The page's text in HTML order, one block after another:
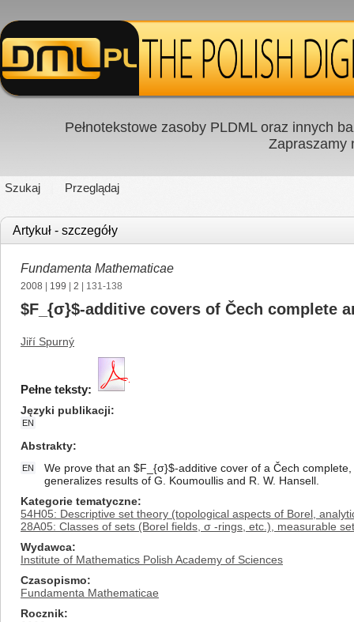
Pełnotekstowe zasoby PLDML oraz innych
Zapraszamy
Szukaj Przeglądaj
Artykuł - szczegóły
Fundamenta Mathematicae
2008 199 2 | 131-138
$F_{σ}$-additive covers of Čech complete
Jiří Spurný
Pełne teksty:
Języki publikacji
EN
Abstrakty
EN
We prove that an $F_{σ}$-additive cover of a Čech
generalizes results of G. Koumoullis and R. W. Hansell.
Kategorie tematyczne
54H05: Descriptive set theory (topological aspects of Borel,
28A05: Classes of sets (Borel fields, σ -rings, etc.), measurable
Wydawca
Institute of Mathematics Polish Academy of Sciences
Czasopismo
Fundamenta Mathematicae
Rocznik